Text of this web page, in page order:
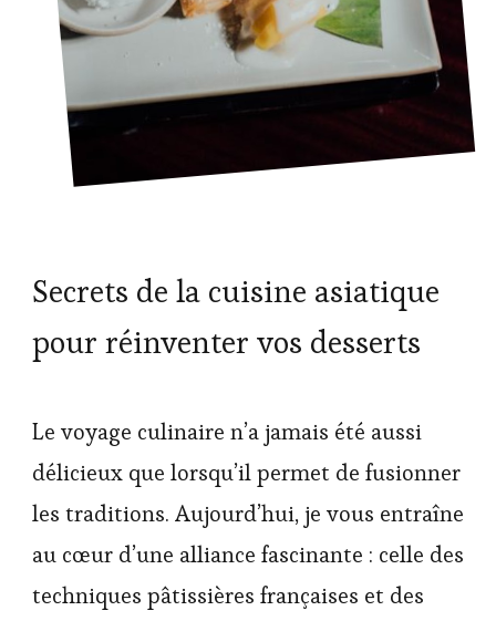
Secrets de la cuisine asiatique
pour réinventer vos desserts
Le voyage culinaire n’a jamais été aussi
délicieux que lorsqu’il permet de fusionner
les traditions. Aujourd’hui, je vous entraîne
au cœur d’une alliance fascinante : celle des
techniques pâtissières françaises et des